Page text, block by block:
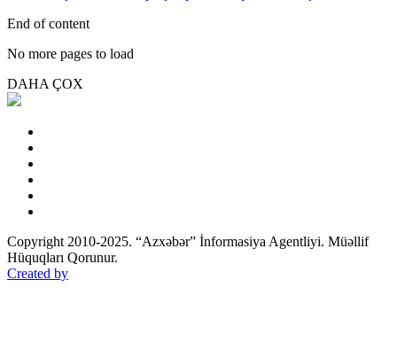
End of content
No more pages to load
DAHA ÇOX
Copyright 2010-2025. “Azxəbər” İnformasiya Agentliyi. Müəllif
Hüquqları Qorunur.
Created by